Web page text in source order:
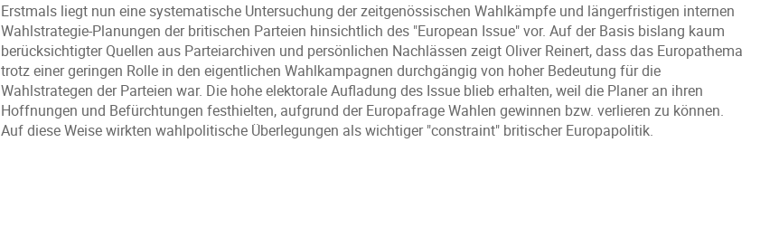
Erstmals liegt nun eine systematische Untersuchung der zeitgenössischen Wahlkämpfe und längerfristigen internen
Wahlstrategie-Planungen der britischen Parteien hinsichtlich des "European Issue" vor. Auf der Basis bislang kaum
berücksichtigter Quellen aus Parteiarchiven und persönlichen Nachlässen zeigt Oliver Reinert, dass das Europathema
trotz einer geringen Rolle in den eigentlichen Wahlkampagnen durchgängig von hoher Bedeutung für die
Wahlstrategen der Parteien war. Die hohe elektorale Aufladung des Issue blieb erhalten, weil die Planer an ihren
Hoffnungen und Befürchtungen festhielten, aufgrund der Europafrage Wahlen gewinnen bzw. verlieren zu können.
Auf diese Weise wirkten wahlpolitische Überlegungen als wichtiger "constraint" britischer Europapolitik.